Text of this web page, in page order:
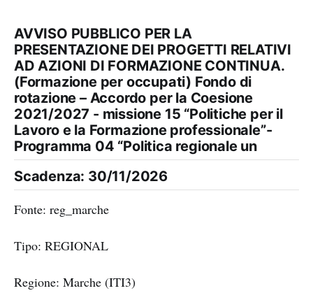
AVVISO PUBBLICO PER LA
PRESENTAZIONE DEI PROGETTI RELATIVI
AD AZIONI DI FORMAZIONE CONTINUA.
(Formazione per occupati) Fondo di
rotazione – Accordo per la Coesione
2021/2027 - missione 15 “Politiche per il
Lavoro e la Formazione professionale”-
Programma 04 “Politica regionale un
Scadenza: 30/11/2026
Fonte: reg_marche
Tipo: REGIONAL
Regione: Marche (ITI3)